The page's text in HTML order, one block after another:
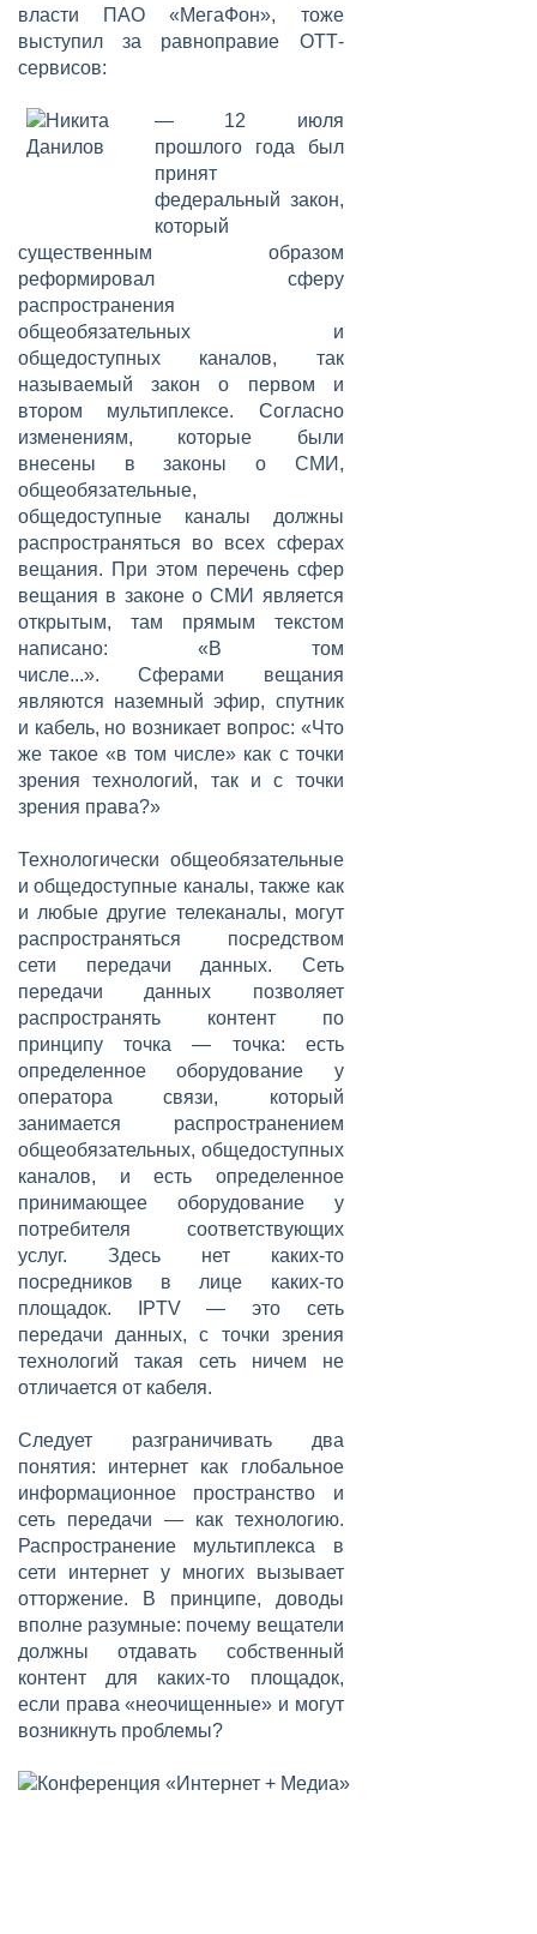
власти ПАО «МегаФон», тоже
выступил за равноправие ОТТ-
сервисов:
— 12 июля
прошлого года был
принят
федеральный закон,
который
существенным образом
реформировал сферу
распространения
общеобязательных и
общедоступных каналов, так
называемый закон о первом и
втором мультиплексе. Согласно
изменениям, которые были
внесены в законы о СМИ,
общеобязательные,
общедоступные каналы должны
распространяться во всех сферах
вещания. При этом перечень сфер
вещания в законе о СМИ является
открытым, там прямым текстом
написано: «В том
числе...». Сферами вещания
являются наземный эфир, спутник
и кабель, но возникает вопрос: «Что
же такое «в том числе» как с точки
зрения технологий, так и с точки
зрения права?»
Технологически общеобязательные
и общедоступные каналы, также как
и любые другие телеканалы, могут
распространяться посредством
сети передачи данных. Сеть
передачи данных позволяет
распространять контент по
принципу точка — точка: есть
определенное оборудование у
оператора связи, который
занимается распространением
общеобязательных, общедоступных
каналов, и есть определенное
принимающее оборудование у
потребителя соответствующих
услуг. Здесь нет каких-то
посредников в лице каких-то
площадок. IPTV — это сеть
передачи данных, с точки зрения
технологий такая сеть ничем не
отличается от кабеля.
Следует разграничивать два
понятия: интернет как глобальное
информационное пространство и
сеть передачи — как технологию.
Распространение мультиплекса в
сети интернет у многих вызывает
отторжение. В принципе, доводы
вполне разумные: почему вещатели
должны отдавать собственный
контент для каких-то площадок,
если права «неочищенные» и могут
возникнуть проблемы?